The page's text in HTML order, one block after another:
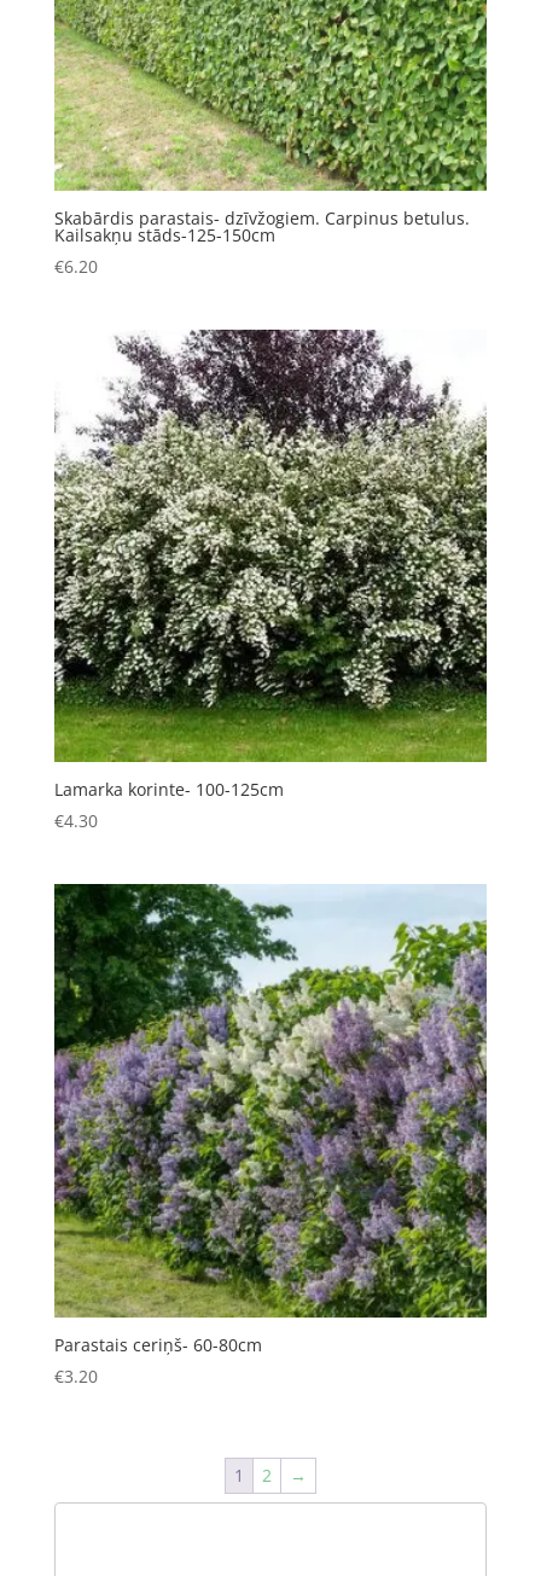
Skabārdis parastais- dzīvžogiem. Carpinus betulus.
Kailsakņu stāds-125-150cm
€6.20
Lamarka korinte- 100-125cm
€4.30
Parastais ceriņš- 60-80cm
€3.20
1 2 →